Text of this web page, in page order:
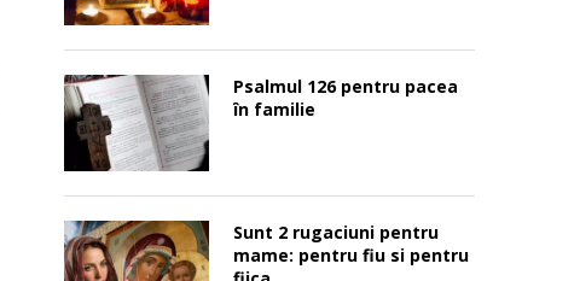
Psalmul 126 pentru pacea
în familie
Sunt 2 rugaciuni pentru
mame: pentru fiu si pentru